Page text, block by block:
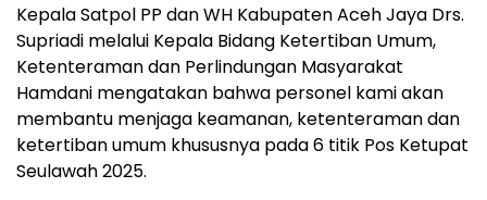
Kepala Satpol PP dan WH Kabupaten Aceh Jaya Drs.
Supriadi melalui Kepala Bidang Ketertiban Umum,
Ketenteraman dan Perlindungan Masyarakat
Hamdani mengatakan bahwa personel kami akan
membantu menjaga keamanan, ketenteraman dan
ketertiban umum khususnya pada 6 titik Pos Ketupat
Seulawah 2025.